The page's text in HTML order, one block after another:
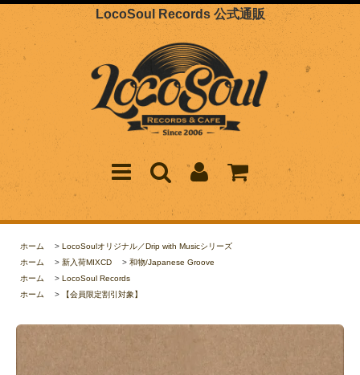
LocoSoul Records 公式通販
ホーム > LocoSoulオリジナル／Drip with Musicシリーズ
ホーム
> 新入荷MIXCD > 和物/Japanese Groove
ホーム
> LocoSoul Records
ホーム
> 【会員限定割引対象】